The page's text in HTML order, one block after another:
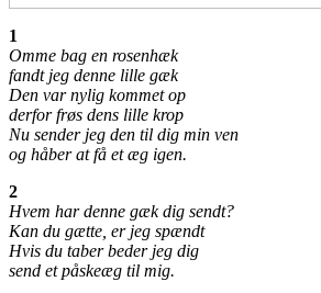
1
Omme bag en rosenhæk
fandt jeg denne lille gæk
Den var nylig kommet op
derfor frøs dens lille krop
Nu sender jeg den til dig min ven
og håber at få et æg igen.
2
Hvem har denne gæk dig sendt?
Kan du gætte, er jeg spændt
Hvis du taber beder jeg dig
send et påskeæg til mig.